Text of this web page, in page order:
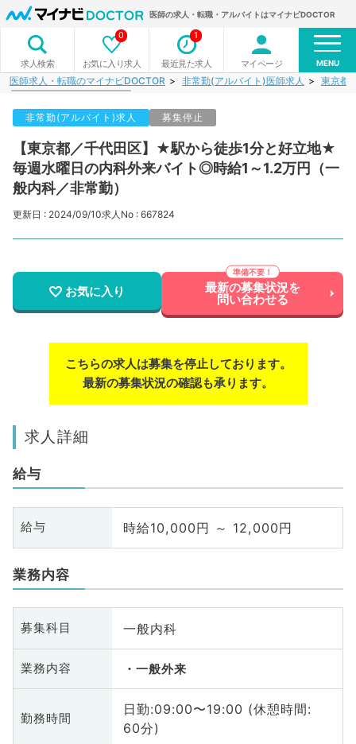
医師の求人・転職・アルバイトはマイナビDOCTOR
求人検索 お気に入り求人
0
最近見た求人
1
マイページ MENU
医師求人・転職のマイナビDOCTOR 非常勤(アルバイト)医師求人 東京都
非常勤(アルバイト)求人 募集停止
【東京都／千代田区】★駅から徒歩1分と好立地★
毎週水曜日の内科外来バイト◎時給1～1.2万円（一
般内科／非常勤）
更新日 : 2024/09/10求人No : 667824
お気に入り 最新の募集状況を
問い合わせる
こちらの求人は募集を停止しております。
最新の募集状況の確認も承ります。
求人詳細
給与
給与 時給10,000円 ～ 12,000円
業務内容
募集科目 一般内科
業務内容 一般外来
勤務時間
日勤:09:00〜19:00 (休憩時間:
60分)